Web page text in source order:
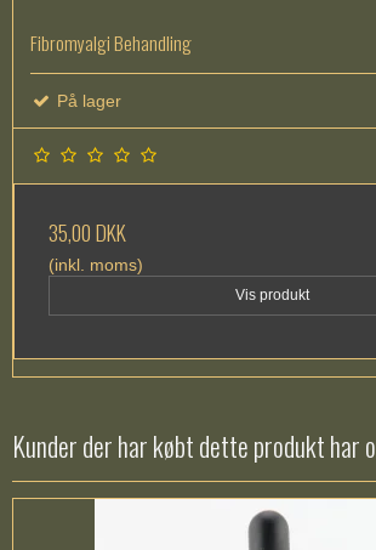
Fibromyalgi Behandling
På lager
35,00 DKK
(inkl. moms)
Vis produkt
Kunder der har købt dette produkt har